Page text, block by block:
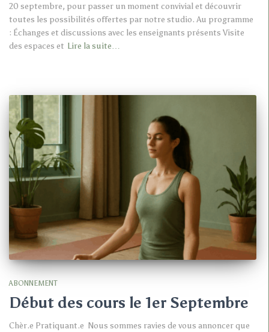
20 septembre, pour passer un moment convivial et découvrir
toutes les possibilités offertes par notre studio. Au programme
: Échanges et discussions avec les enseignants présents Visite
des espaces et Lire la suite…
ABONNEMENT
Début des cours le 1er Septembre
Chèr.e Pratiquant.e Nous sommes ravies de vous annoncer que